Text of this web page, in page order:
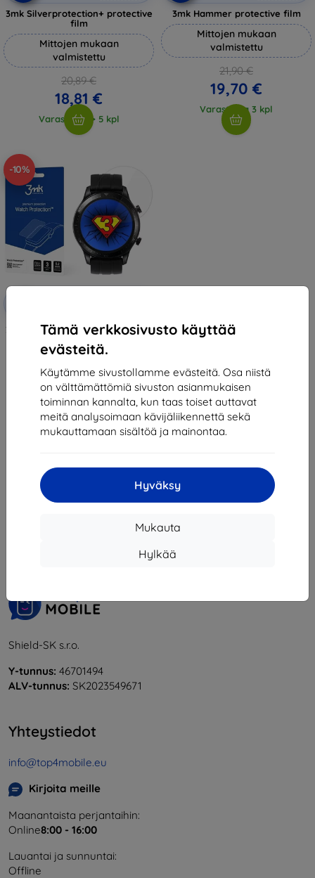
Tämä verkkosivusto käyttää
evästeitä.
Käytämme sivustollamme evästeitä. Osa niistä
on välttämättömiä sivuston asianmukaisen
toiminnan kannalta, kun taas toiset auttavat
meitä analysoimaan kävijäliikennettä sekä
mukauttamaan sisältöä ja mainontaa.
Hyväksy
Mukauta
Hylkää
3mk Silverprotection+ protective
film
Mittojen mukaan
valmistettu
20,89 €
18,81 €
Varastossa > 5 kpl
3mk Hammer protective film
Mittojen mukaan
valmistettu
21,90 €
19,70 €
Varastossa 3 kpl
-10%
3MK FlexibleGlass Realme Watch
S Pro Hybrid Glass
11,90 €
10,71 €
Varastossa > 5 kpl
yhteensä5.
Shield-SK s.r.o.
Y-tunnus: 46701494
ALV-tunnus: SK2023549671
Yhteystiedot
info@top4mobile.eu
Kirjoita meille
Maanantaista perjantaihin:
Online8:00 - 16:00
Lauantai ja sunnuntai:
Offline